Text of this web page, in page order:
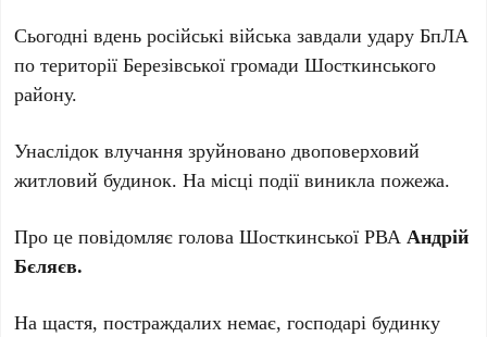
Сьогодні вдень російські війська завдали удару БпЛА
по території Березівської громади Шосткинського
району.
Унаслідок влучання зруйновано двоповерховий
житловий будинок. На місці події виникла пожежа.
Про це повідомляє голова Шосткинської РВААндрій
Бєляєв.
На щастя, постраждалих немає, господарі будинку